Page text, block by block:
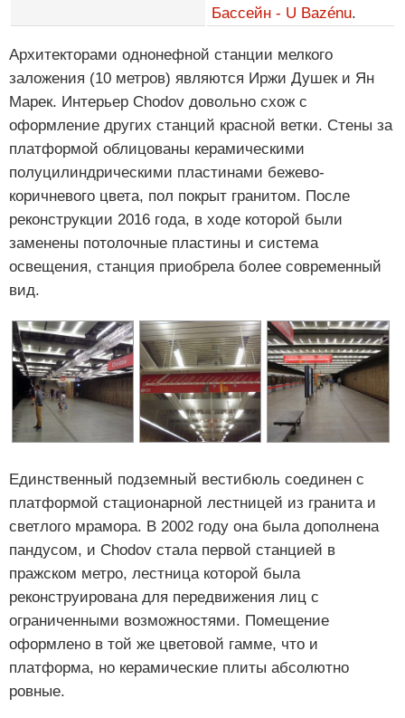
Бассейн - U Bazénu.
Архитекторами однонефной станции мелкого
заложения (10 метров) являются Иржи Душек и Ян
Марек. Интерьер Chodov довольно схож с
оформление других станций красной ветки. Стены за
платформой облицованы керамическими
полуцилиндрическими пластинами бежево-
коричневого цвета, пол покрыт гранитом. После
реконструкции 2016 года, в ходе которой были
заменены потолочные пластины и система
освещения, станция приобрела более современный
вид.
Единственный подземный вестибюль соединен с
платформой стационарной лестницей из гранита и
светлого мрамора. В 2002 году она была дополнена
пандусом, и Chodov стала первой станцией в
пражском метро, лестница которой была
реконструирована для передвижения лиц с
ограниченными возможностями. Помещение
оформлено в той же цветовой гамме, что и
платформа, но керамические плиты абсолютно
ровные.